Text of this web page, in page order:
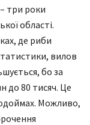
три роки
області.
де риби
вилов
бо за
до 80 тисяч. Це
Можливо,